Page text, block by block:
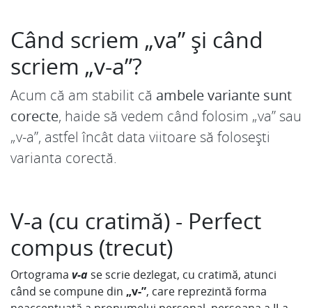
Când scriem „va” și când
scriem „v-a”?
Acum că am stabilit că ambele variante sunt
corecte, haide să vedem când folosim „va” sau
„v-a”, astfel încât data viitoare să folosești
varianta corectă.
V-a (cu cratimă) - Perfect
compus (trecut)
Ortograma v-a se scrie dezlegat, cu cratimă, atunci
când se compune din „v-”, care reprezintă forma